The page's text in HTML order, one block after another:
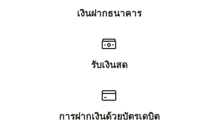
เงินฝากธนาคาร
รับเงินสด
การฝากเงินด้วยบัตรเดบิต